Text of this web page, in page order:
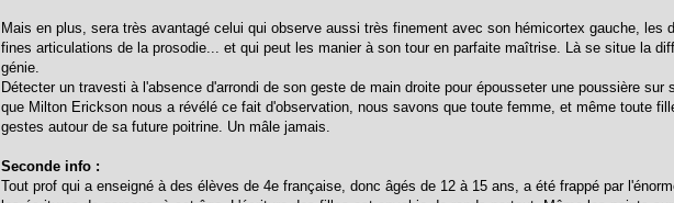
Mais en plus, sera très avantagé celui qui observe aussi très finement avec son hémicortex gauche, les
fines articulations de la prosodie... et qui peut les manier à son tour en parfaite maîtrise. Là se situe la
génie.
Détecter un travesti à l'absence d'arrondi de son geste de main droite pour épousseter une poussière
que Milton Erickson nous a révélé ce fait d'observation, nous savons que toute femme, et même toute
gestes autour de sa future poitrine. Un mâle jamais.
Seconde info :
Tout prof qui a enseigné à des élèves de 4e française, donc âgés de 12 à 15 ans, a été frappé par